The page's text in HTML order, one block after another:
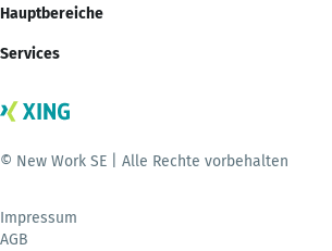
Hauptbereiche
Services
© New Work SE | Alle Rechte vorbehalten
Impressum
AGB